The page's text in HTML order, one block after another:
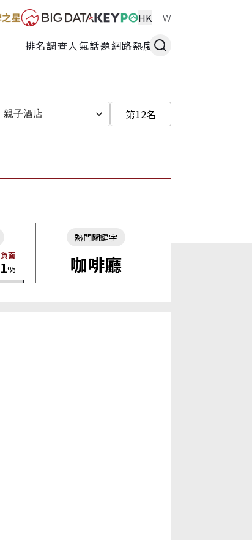
HK TW
排名調查人氣話題網路熱度
親子酒店 第12名
負面
1%
熱門關鍵字
咖啡廳